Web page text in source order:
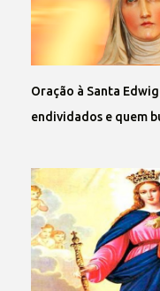
Oração à Santa
endividados e quem